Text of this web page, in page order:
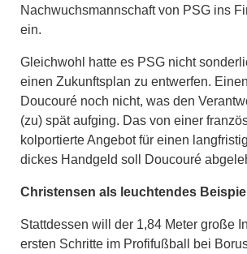
Nachwuchsmannschaft von PSG ins
ein.
Gleichwohl hatte es PSG nicht
einen Zukunftsplan zu entwerfen.
Doucouré noch nicht, was den
(zu) spät aufging. Das von einer
kolportierte Angebot für einen
dickes Handgeld soll Doucouré
Christensen als leuchtendes Beispiel
Stattdessen will der 1,84 Meter große
ersten Schritte im Profifußball bei